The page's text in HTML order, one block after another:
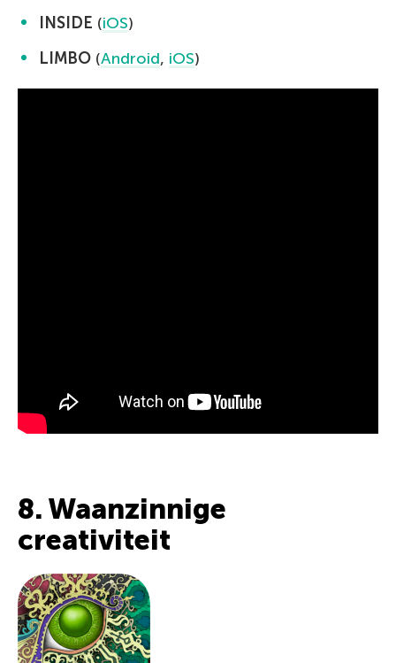
INSIDE (iOS)
LIMBO (Android, iOS)
8. Waanzinnige
creativiteit